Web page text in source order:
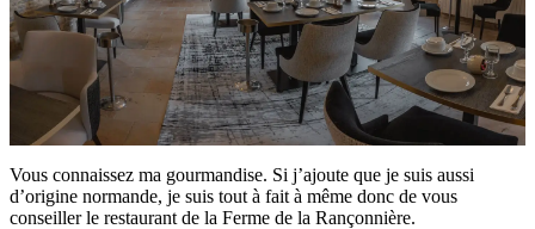
Vous connaissez ma gourmandise. Si j’ajoute que je suis aussi
d’origine normande, je suis tout à fait à même donc de vous
conseiller le restaurant de la Ferme de la Rançonnière.